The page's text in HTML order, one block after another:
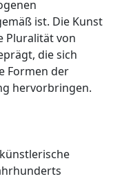
ist. Die Kunst
Pluralität von
die sich
Formen der
hervorbringen.